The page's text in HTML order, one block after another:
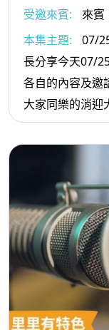
受邀來賓:
來賓
圈發展協會 呂
本集主題:
07/
長分享今天07/
各自的內容及邀
大家同樂的消迎
市圓山商商圈發
ˇ呃圓山漫遊活